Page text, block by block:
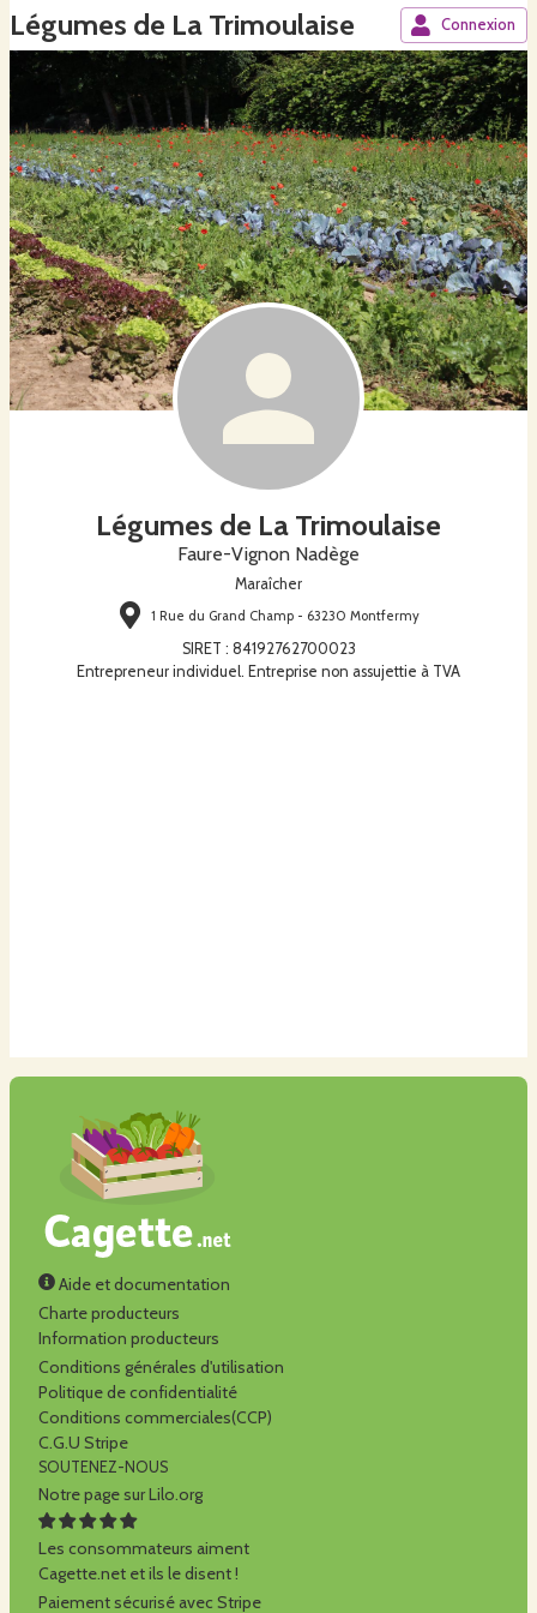
Légumes de La Trimoulaise Connexion
Légumes de La Trimoulaise
Faure-Vignon Nadège
Maraîcher
1 Rue du Grand Champ - 63230 Montfermy
SIRET : 84192762700023
Entrepreneur individuel. Entreprise non assujettie à TVA
Aide et documentation
Charte producteurs
Information producteurs
Conditions générales d'utilisation
Politique de confidentialité
Conditions commerciales(CCP)
C.G.U Stripe
SOUTENEZ-NOUS
Notre page sur Lilo.org
Les consommateurs aiment
Cagette.net et ils le disent !
Paiement sécurisé avec Stripe